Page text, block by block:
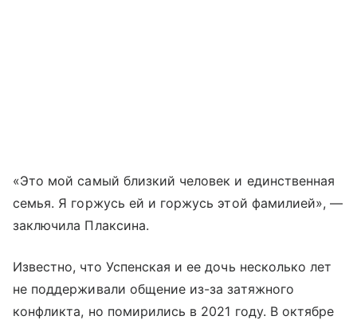
«Это мой самый близкий человек и единственная
семья. Я горжусь ей и горжусь этой фамилией», —
заключила Плаксина.
Известно, что Успенская и ее дочь несколько лет
не поддерживали общение из-за затяжного
конфликта, но помирились в 2021 году. В октябре